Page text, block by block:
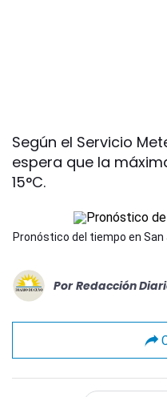
Según el Servicio
espera que la
15°C.
Pronóstico del tiempo en San
Por Redacción